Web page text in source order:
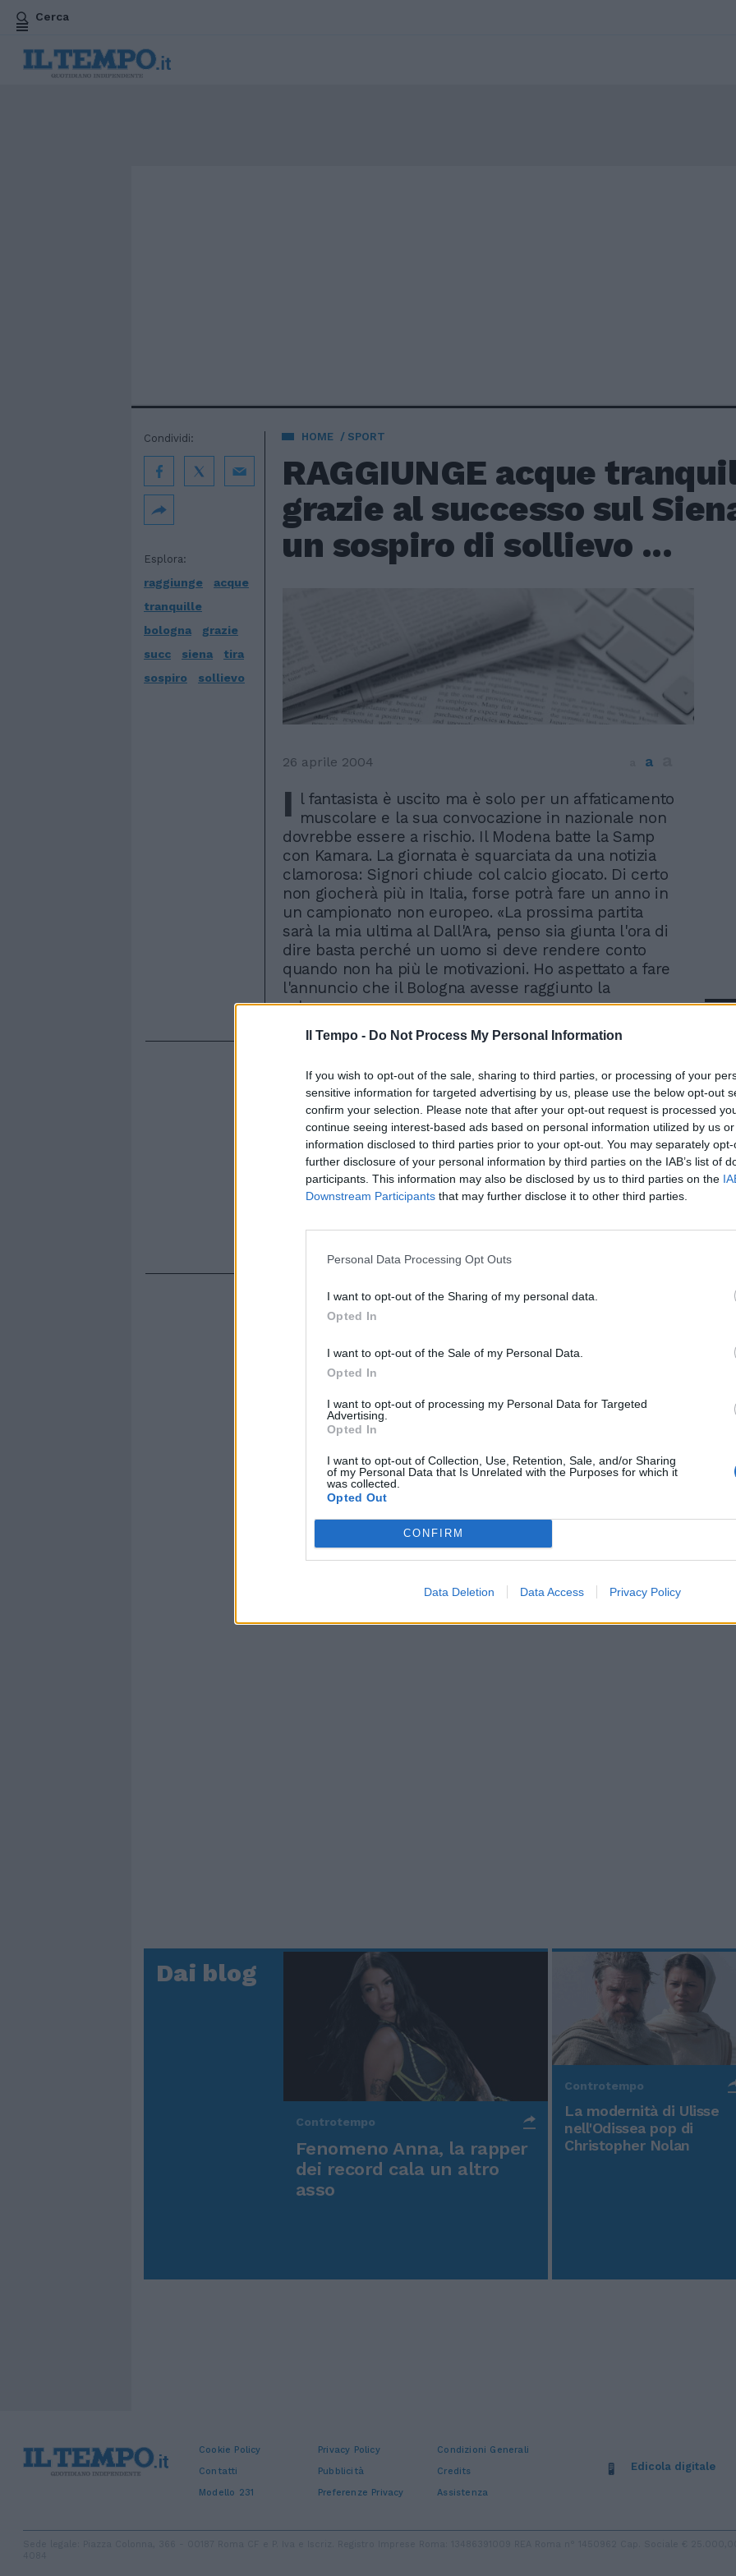
Il Tempo - Do Not Process My Personal Information
If you wish to opt-out of the sale, sharing to third parties, or processing of your
sensitive information for targeted advertising by us, please use the below opt-out
confirm your selection. Please note that after your opt-out request is processed
continue seeing interest-based ads based on personal information utilized by us
information disclosed to third parties prior to your opt-out. You may separately
further disclosure of your personal information by third parties on the IAB’s list of
participants. This information may also be disclosed by us to third parties on the
Downstream Participants that may further disclose it to other third parties.
Personal Data Processing Opt Outs
I want to opt-out of the Sharing of my personal data.
Opted In
I want to opt-out of the Sale of my Personal Data.
Opted In
I want to opt-out of processing my Personal Data for Targeted
Advertising.
Opted In
I want to opt-out of Collection, Use, Retention, Sale, and/or Sharing
of my Personal Data that Is Unrelated with the Purposes for which it
was collected.
Opted Out
CONFIRM
Data Deletion Data Access Privacy Policy
Cerca
HOME SPORT
RAGGIUNGE acque
grazie al successo sul
un sospiro di sollievo ...
Esplora:
raggiunge
acque
tranquille
bologna
grazie
succ
siena
tira
sospiro
sollievo
Condividi:
26 aprile 2004 a
I l fantasista è uscito ma è solo per un affaticamento
muscolare e la sua convocazione in nazionale non
dovrebbe essere a rischio. Il Modena batte la Samp
con Kamara. La giornata è squarciata da una notizia
clamorosa: Signori chiude col calcio giocato. Di certo
non giocherà più in Italia, forse potrà fare un anno in
un campionato non europeo. «La prossima partita
sarà la mia ultima al Dall'Ara, penso sia giunta l'ora di
dire basta perché un uomo si deve rendere conto
quando non ha più le motivazioni. Ho aspettato a fare
l'annuncio che il Bologna avesse raggiunto la
salvezza».
Rudy Giuliani a Come States?
Trump, Meloni e la strategia
americana
Dai blog
Controtempo
Fenomeno Anna, la rapper
dei record cala un altro
asso
Controtempo
La modernità di Ulisse
nell'Odissea pop di
Christopher Nolan
Cookie Policy Privacy Policy
Condizioni Generali
Contatti
Pubblicità
Credits
Modello 231
Preferenze Privacy Assistenza
Edicola digitale